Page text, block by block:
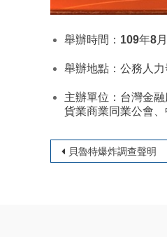
舉辦時間：109年8
舉辦地點：公務人
主辦單位：台灣金
貨業商業同業公會
文章導覽
貝魯特爆炸調查聲明